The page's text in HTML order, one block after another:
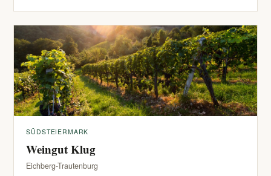
SÜDSTEIERMARK
Weingut Klug
Eichberg-Trautenburg